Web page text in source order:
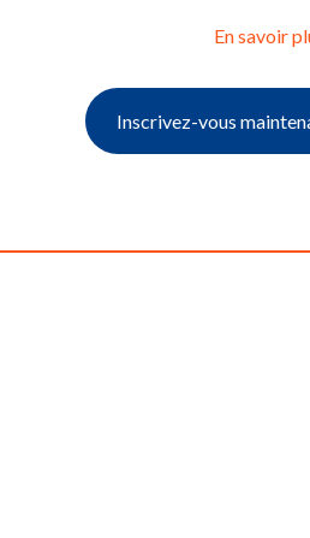
En savoir
Inscrivez-vous